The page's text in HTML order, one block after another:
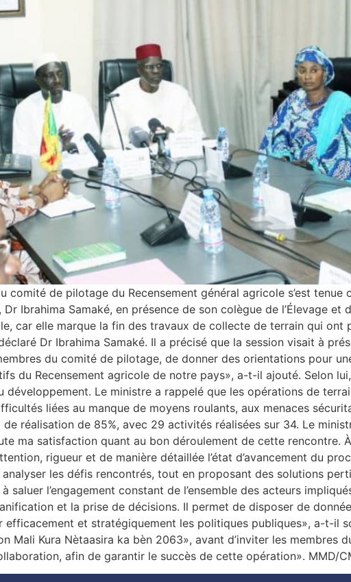
comité de pilotage du Recensement général agricole s’est tenue
Ibrahima Samaké, en présence de son colègue de l’Élevage et
car elle marque la fin des travaux de collecte de terrain qui ont
Dr Ibrahima Samaké. Il a précisé que la session visait à
du comité de pilotage, de donner des orientations pour
du Recensement agricole de notre pays», a-t-il ajouté. Selon
Le ministre a rappelé que les opérations de
liées au manque de moyens roulants, aux menaces
réalisation de 85%, avec 29 activités réalisées sur 34. Le
ma satisfaction quant au bon déroulement de cette rencontre.
rigueur et de manière détaillée l’état d’avancement du
les défis rencontrés, tout en proposant des solutions
saluer l’engagement constant de l’ensemble des acteurs
et la prise de décisions. Il permet de disposer de
efficacement et stratégiquement les politiques publiques», a-t-il
Mali Kura Nètaasira ka bèn 2063», avant d’inviter les membres
afin de garantir le succès de cette opération». MMD/